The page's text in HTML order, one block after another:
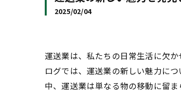
2025/02/04
運送業は、私たちの日常生活に欠
ログでは、運送業の新しい魅力に
中、運送業は単なる物の移動に留